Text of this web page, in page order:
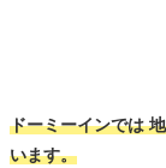
ドーミーインでは
います。